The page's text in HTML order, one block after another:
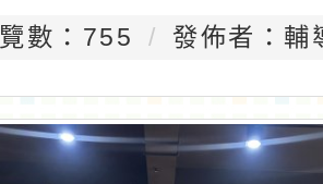
數：755 發佈者：輔